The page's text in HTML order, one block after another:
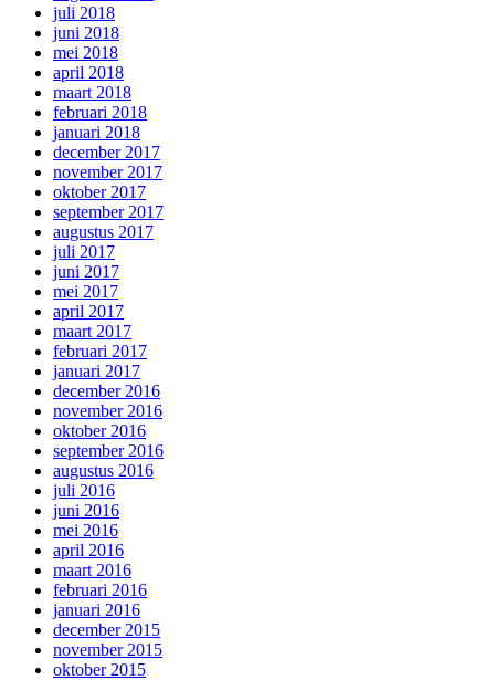
juli 2018
juni 2018
mei 2018
april 2018
maart 2018
februari 2018
januari 2018
december 2017
november 2017
oktober 2017
september 2017
augustus 2017
juli 2017
juni 2017
mei 2017
april 2017
maart 2017
februari 2017
januari 2017
december 2016
november 2016
oktober 2016
september 2016
augustus 2016
juli 2016
juni 2016
mei 2016
april 2016
maart 2016
februari 2016
januari 2016
december 2015
november 2015
oktober 2015